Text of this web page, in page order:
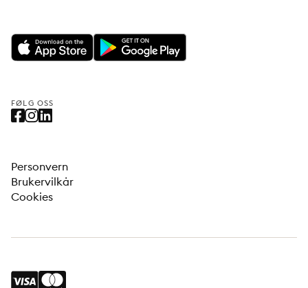
FØLG OSS
Personvern
Brukervilkår
Cookies